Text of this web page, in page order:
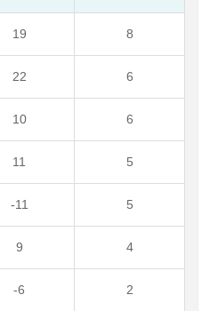
19 8
22 6
10 6
11 5
-11 5
9 4
-6 2